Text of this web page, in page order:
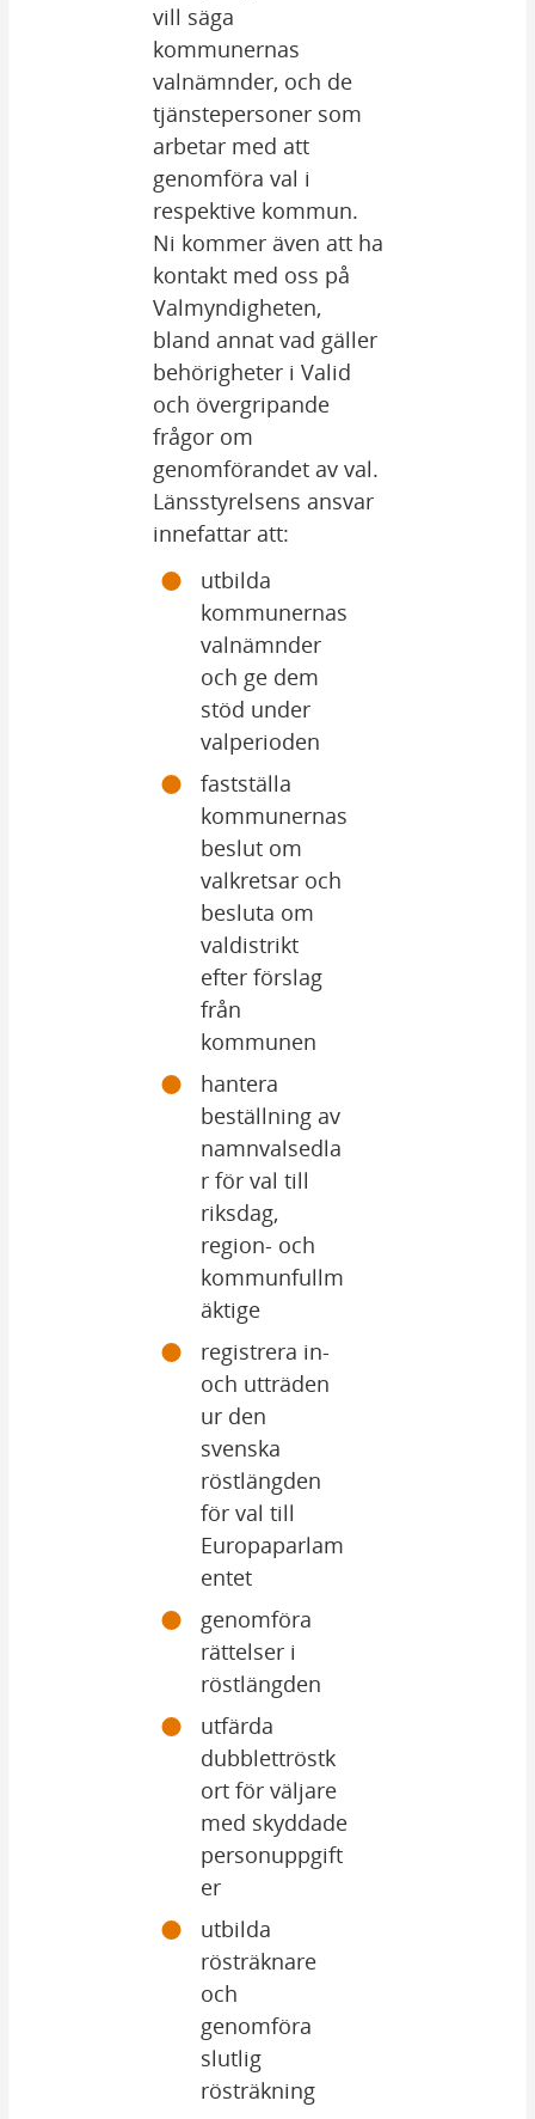
vill säga
kommunernas
valnämnder, och de
tjänstepersoner som
arbetar med att
genomföra val i
respektive kommun.
Ni kommer även att ha
kontakt med oss på
Valmyndigheten,
bland annat vad gäller
behörigheter i Valid
och övergripande
frågor om
genomförandet av val.
Länsstyrelsens ansvar
innefattar att:
utbilda
kommunernas
valnämnder
och ge dem
stöd under
valperioden
fastställa
kommunernas
beslut om
valkretsar och
besluta om
valdistrikt
efter förslag
från
kommunen
hantera
beställning av
namnvalsedla
r för val till
riksdag,
region- och
kommunfullm
äktige
registrera in-
och utträden
ur den
svenska
röstlängden
för val till
Europaparlam
entet
genomföra
rättelser i
röstlängden
utfärda
dubblettröstk
ort för väljare
med skyddade
personuppgift
er
utbilda
rösträknare
och
genomföra
slutlig
rösträkning